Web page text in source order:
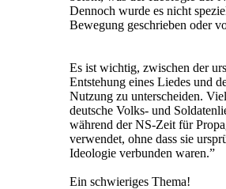
Dennoch wurde es nicht
Bewegung geschrieben oder
Es ist wichtig, zwischen der
Entstehung eines Liedes und
Nutzung zu unterscheiden.
deutsche Volks- und
während der NS-Zeit für
verwendet, ohne dass sie
Ideologie verbunden waren.”
Ein schwieriges Thema!